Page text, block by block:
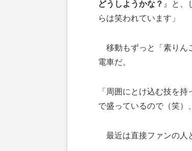
どうしようかな？ 』と、
らは笑われています」
移動もずっと「素りん
電車だ。
「周囲にとけ込む技を
で盛っているので（笑）
最近は直接ファンの人